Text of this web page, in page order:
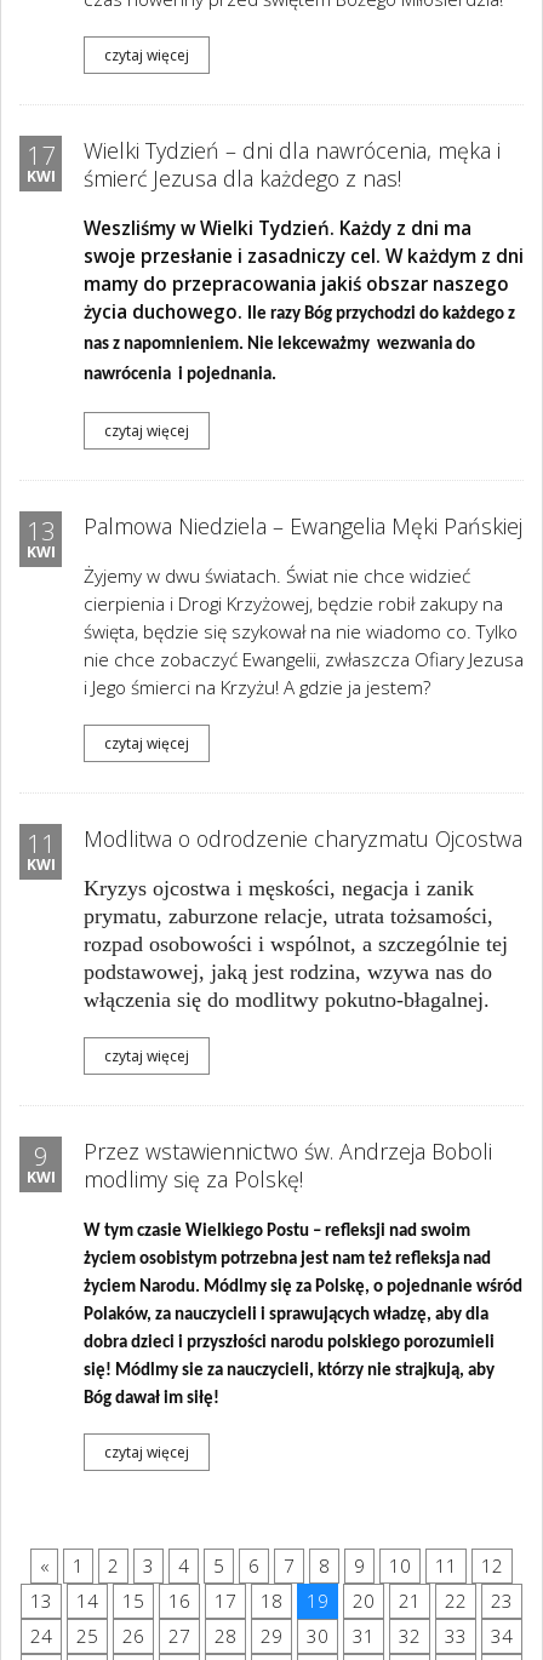
czytaj więcej
17
KWI
Wielki Tydzień – dni dla nawrócenia, męka i
śmierć Jezusa dla każdego z nas!
Weszliśmy w Wielki Tydzień. Każdy z dni ma
swoje przesłanie i zasadniczy cel. W każdym z dni
mamy do przepracowania jakiś obszar naszego
życia duchowego. Ile razy Bóg przychodzi do każdego z
nas z napomnieniem. Nie lekceważmy wezwania do
nawrócenia i pojednania.
czytaj więcej
13
KWI
Palmowa Niedziela – Ewangelia Męki Pańskiej
Żyjemy w dwu światach. Świat nie chce widzieć
cierpienia i Drogi Krzyżowej, będzie robił zakupy na
święta, będzie się szykował na nie wiadomo co. Tylko
nie chce zobaczyć Ewangelii, zwłaszcza Ofiary Jezusa
i Jego śmierci na Krzyżu! A gdzie ja jestem?
czytaj więcej
11
KWI
Modlitwa o odrodzenie charyzmatu Ojcostwa
Kryzys ojcostwa i męskości, negacja i zanik
prymatu, zaburzone relacje, utrata tożsamości,
rozpad osobowości i wspólnot, a szczególnie tej
podstawowej, jaką jest rodzina, wzywa nas do
włączenia się do modlitwy pokutno-błagalnej.
czytaj więcej
9
KWI
Przez wstawiennictwo św. Andrzeja Boboli
modlimy się za Polskę!
W tym czasie Wielkiego Postu – refleksji nad swoim
życiem osobistym potrzebna jest nam też refleksja nad
życiem Narodu. Módlmy się za Polskę, o pojednanie wśród
Polaków, za nauczycieli i sprawujących władzę, aby dla
dobra dzieci i przyszłości narodu polskiego porozumieli
się! Módlmy sie za nauczycieli, którzy nie strajkują, aby
Bóg dawał im siłę!
czytaj więcej
« 1 2 3 4 5 6 7 8 9 10 11
12
13
14 15 16 17 18 19 20 21 22
23
24
25 26 27 28 29 30 31 32 33
34